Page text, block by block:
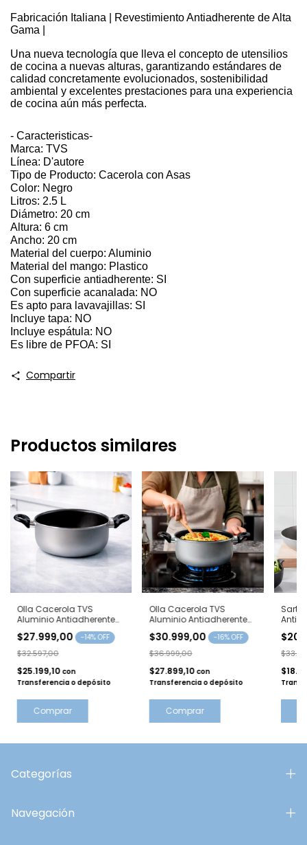
Fabricación Italiana | Revestimiento Antiadherente de Alta
Gama |
Una nueva tecnología que lleva el concepto de utensilios
de cocina a nuevas alturas, garantizando estándares de
calidad concretamente evolucionados, sostenibilidad
ambiental y excelentes prestaciones para una experiencia
de cocina aún más perfecta.
- Caracteristicas-
Marca: TVS
Línea: D'autore
Tipo de Producto: Cacerola con Asas
Color: Negro
Litros: 2.5 L
Diámetro: 20 cm
Altura: 6 cm
Ancho: 20 cm
Material del cuerpo: Aluminio
Material del mango: Plastico
Con superficie antiadherente: SI
Con superficie acanalada: NO
Es apto para lavavajillas: SI
Incluye tapa: NO
Incluye espátula: NO
Es libre de PFOA: SI
Compartir
Productos similares
Olla Cacerola TVS
Aluminio Antiadherente
$27.999,00 -14% OFF
$32.597,00
$25.199,10 con
Transferencia o depósito
Comprar
Olla Cacerola TVS
Aluminio Antiadherente
$30.999,00 -16% OFF
$36.999,00
$27.899,10 con
Transferencia o depósito
Comprar
Categorías
Navegación